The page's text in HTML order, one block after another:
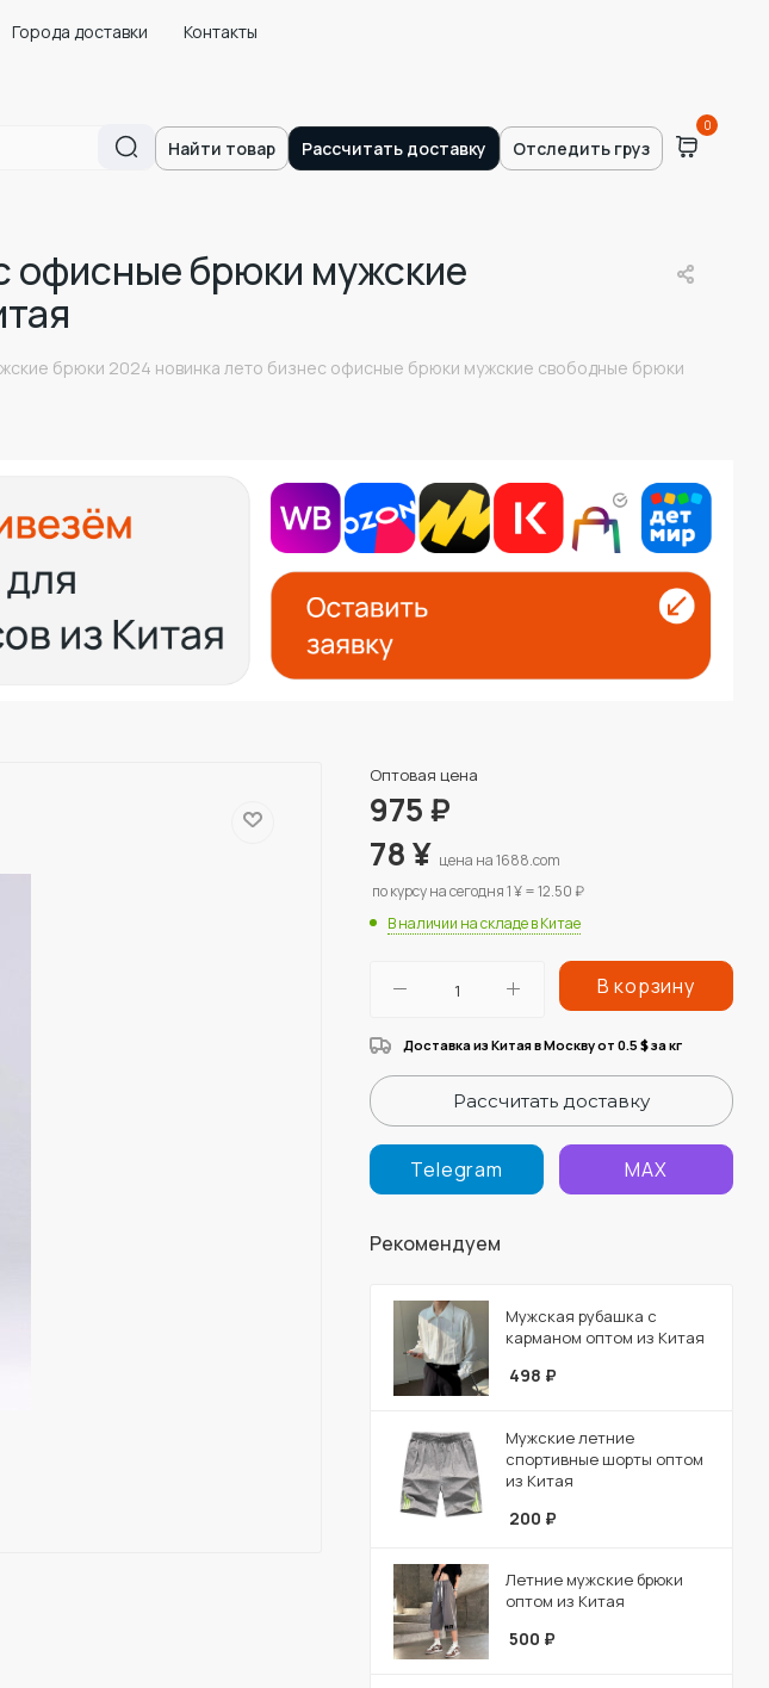
Города доставки
Контакты
Найти товар Рассчитать доставку Отследить груз
0
офисные брюки мужские
брюки 2024 новинка лето бизнес офисные брюки мужские свободные брюки
Оптовая цена
975₽
78¥ цена на 1688.com
по курсу на сегодня 1 ¥ = 12.50 ₽
В наличии на складе в Китае
В корзину
Доставка из Китая в Москву от 0.5 $за кг
Рассчитать доставку
Telegram MAX
Рекомендуем
Мужская рубашка с
карманом оптом из Китая
498 ₽
Мужские летние
спортивные шорты оптом
из Китая
200 ₽
Летние мужские брюки
оптом из Китая
500 ₽